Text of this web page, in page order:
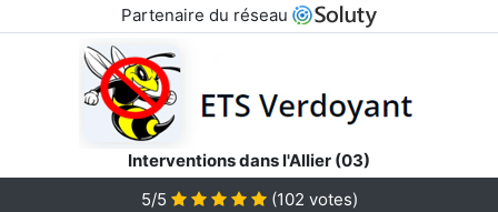
Partenaire du réseau
Interventions dans l'Allier (03)
5/5 (102 votes)